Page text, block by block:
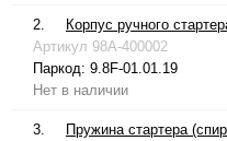
2.
Корпус ручного
Артикул 98A-400002
Паркод: 9.8F-01.01.19
Нет в наличии
3.
Пружина стартера